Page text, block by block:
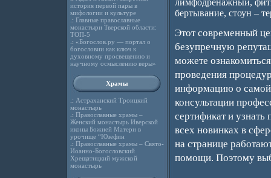
история первой пары в
мифологии и культуре
.: Главные православные
монастыри Тверской области:
ТОП-5
.: «Богослов.ру — портал о
богословии как ключ к
духовному просвещению и
научному осмыслению веры»
Храмы
.: Астраханский Троицкий
монастырь
.: Православные храмы –
Женский монастырь Иверской
иконы Божией Матери в
урочище “Юзефин
.: Православные храмы – Свято-
Иоанно-Богословский
Хрещатицкий мужской
монастырь
лимфодренажный,
бертывание, стоун –
Этот современный
безупречную
можете
проведения
информацию о самой
консультации
сертификат и
всех новинках в
на странице
помощи. Поэтому